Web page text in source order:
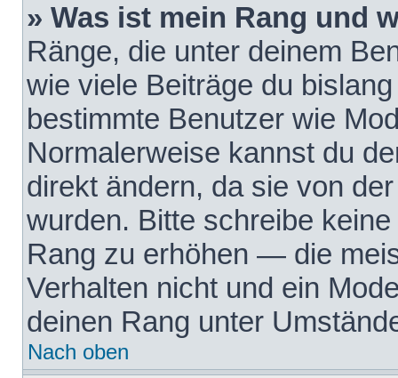
» Was ist mein Rang und
Ränge, die unter deinem
wie viele Beiträge du
bestimmte Benutzer wie
Normalerweise kannst du
direkt ändern, da sie von
wurden. Bitte schreibe
Rang zu erhöhen — die
Verhalten nicht und ein
deinen Rang unter
Nach oben